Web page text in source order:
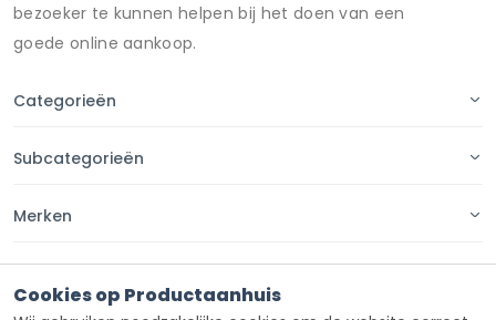
bezoeker te kunnen helpen bij het doen van een
goede online aankoop.
Categorieën
Subcategorieën
Merken
Cookies op Productaanhuis